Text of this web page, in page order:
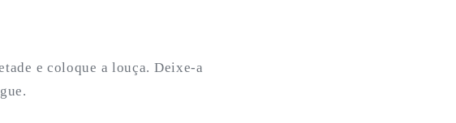
e coloque a louça. Deixe-a